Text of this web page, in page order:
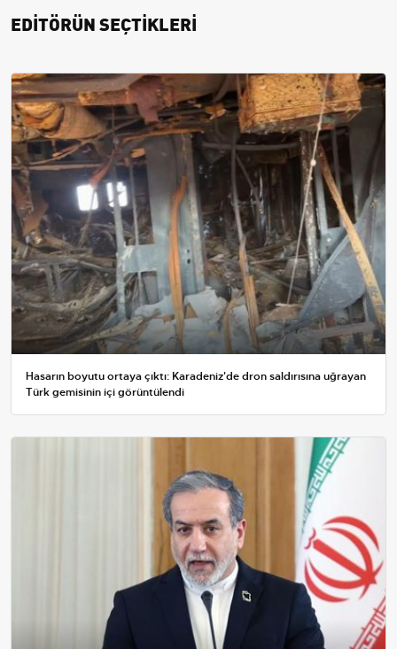
EDİTÖRÜN SEÇTİKLERİ
Hasarın boyutu ortaya çıktı: Karadeniz'de dron saldırısına uğrayan
Türk gemisinin içi görüntülendi